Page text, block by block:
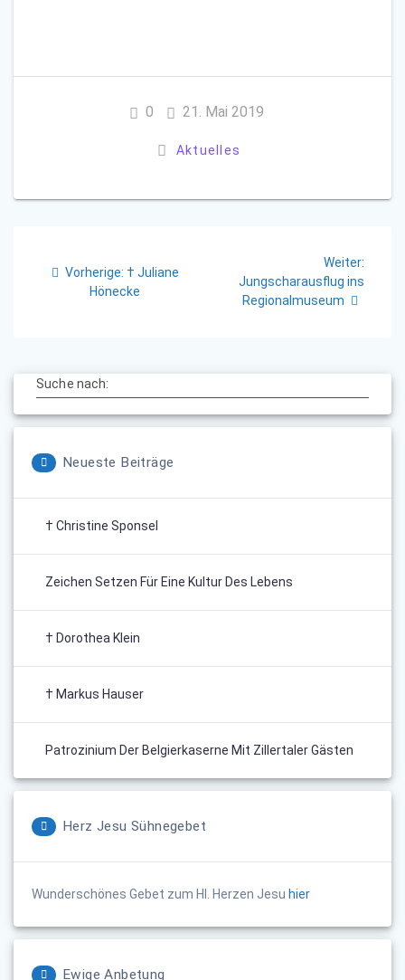
0 21. Mai 2019
Aktuelles
Vorherige: Vorheriger
Beitrag:
† Juliane
Hönecke
Weiter:
Jungscharausflug ins
Regionalmuseum
Suche nach:
Neueste Beiträge
† Christine Sponsel
Zeichen Setzen Für Eine Kultur Des Lebens
† Dorothea Klein
† Markus Hauser
Patrozinium Der Belgierkaserne Mit Zillertaler Gästen
Herz Jesu Sühnegebet
Wunderschönes Gebet zum Hl. Herzen Jesu hier
Ewige Anbetung